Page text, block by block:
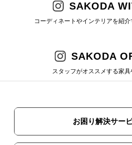
SAKODA
コーディネートやインテリアを紹
SAKODA
スタッフがオススメする家
お困り解決サー